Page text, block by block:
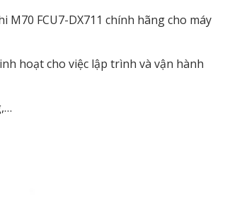
FCU7-DX711 chính hãng cho máy
hoạt cho việc lập trình và vận hành